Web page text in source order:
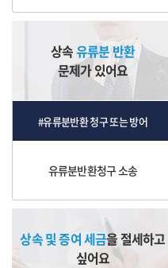
상속유류분 반환
문제가 있어요
#유류분반환 청구 또는 방어
유류분반환청구 소송
상속 및 증여 세금을 절세하고
싶어요